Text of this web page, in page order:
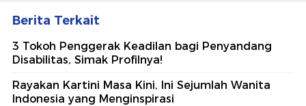
Berita Terkait
3 Tokoh Penggerak Keadilan bagi Penyandang
Disabilitas, Simak Profilnya!
Rayakan Kartini Masa Kini, Ini Sejumlah Wanita
Indonesia yang Menginspirasi